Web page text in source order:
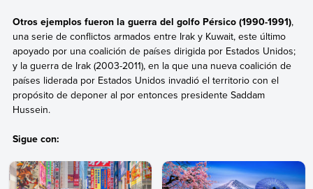
Otros ejemplos fueron la guerra del golfo Pérsico (1990-1991),
una serie de conflictos armados entre Irak y Kuwait, este último
apoyado por una coalición de países dirigida por Estados Unidos;
y la guerra de Irak (2003-2011), en la que una nueva coalición de
países liderada por Estados Unidos invadió el territorio con el
propósito de deponer al por entonces presidente Saddam
Hussein.
Sigue con: